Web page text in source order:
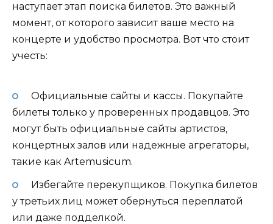
наступает этап поиска билетов. Это важный
момент, от которого зависит ваше место на
концерте и удобство просмотра. Вот что стоит
учесть:
Официальные сайты и кассы. Покупайте
билеты только у проверенных продавцов. Это
могут быть официальные сайты артистов,
концертных залов или надежные агрегаторы,
такие как Artemusicum.
Избегайте перекупщиков. Покупка билетов
у третьих лиц может обернуться переплатой
или даже подделкой.